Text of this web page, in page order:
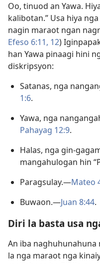
Oo, tinuod an Yawa.
kalibotan.” Usa hiya
nagin maraot ngan
Efeso 6:11, 12)
han Yawa pinaagi hini
diskripsyon:
Satanas, nga
1:6.
Yawa, nga
Pahayag 12:9.
Halas, nga gin-
mangahulogan hin
Paragsulay.—Mateo
Buwaon.—Juan 8:44.
Diri la basta usa
An iba naghuhunahuna
la nga maraot nga